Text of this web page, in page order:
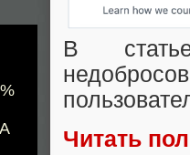
В
Читать